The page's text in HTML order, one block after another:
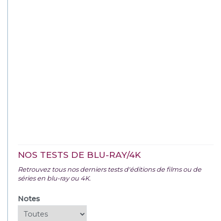
NOS TESTS DE BLU-RAY/4K
Retrouvez tous nos derniers tests d'éditions de films ou de
séries en blu-ray ou 4K.
Notes